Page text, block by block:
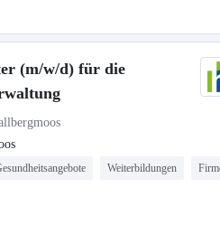
(m/w/d) für die
Weiterbildungen